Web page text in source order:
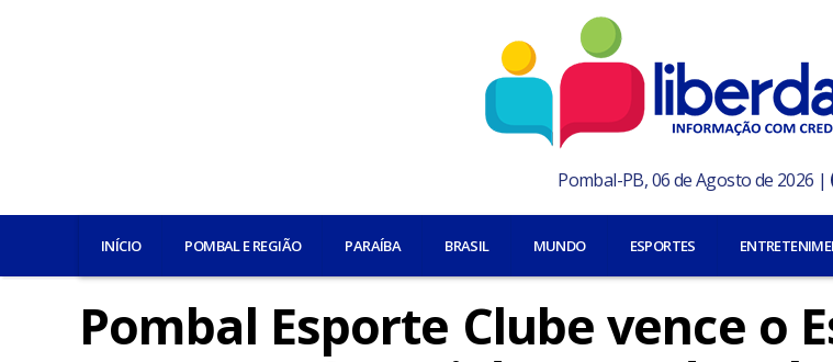
Pombal-PB, 06 de Agosto de 2026 |
INÍCIO POMBAL E REGIÃO PARAÍBA BRASIL MUNDO ESPORTES
Pombal Esporte Clube vence o